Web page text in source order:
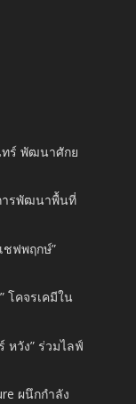
ร์ พัฒนาศักย
ารพัฒนาพื้นที่
ชฟพฤกษ์”
โคจรเคมีใน
หวัง” ร่วมไลฟ์
ผนึกกำลัง